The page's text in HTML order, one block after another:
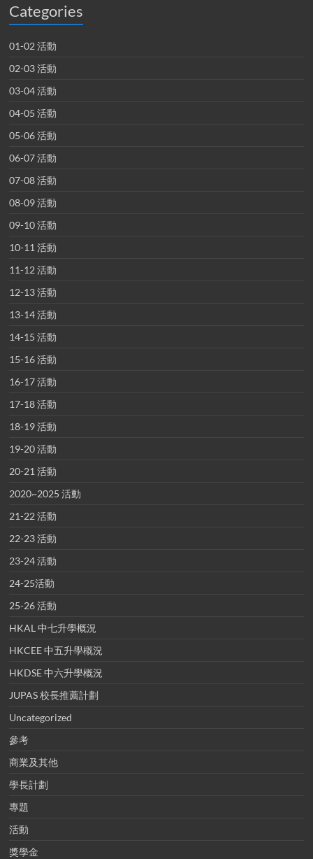
Categories
01-02 活動
02-03 活動
03-04 活動
04-05 活動
05-06 活動
06-07 活動
07-08 活動
08-09 活動
09-10 活動
10-11 活動
11-12 活動
12-13 活動
13-14 活動
14-15 活動
15-16 活動
16-17 活動
17-18 活動
18-19 活動
19-20 活動
20-21 活動
2020~2025 活動
21-22 活動
22-23 活動
23-24 活動
24-25活動
25-26 活動
HKAL 中七升學概況
HKCEE 中五升學概況
HKDSE 中六升學概況
JUPAS 校長推薦計劃
Uncategorized
參考
商業及其他
學長計劃
專題
活動
獎學金